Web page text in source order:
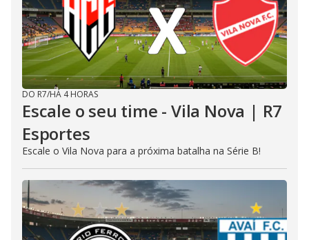
DO R7/HÁ 4 HORAS
Escale o seu time - Vila Nova | R7
Esportes
Escale o Vila Nova para a próxima batalha na Série B!